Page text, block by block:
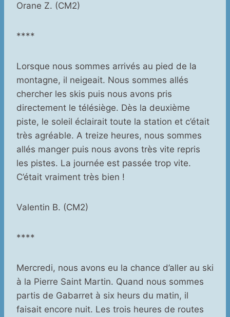
Orane Z. (CM2)
****
Lorsque nous sommes arrivés au pied de la
montagne, il neigeait. Nous sommes allés
chercher les skis puis nous avons pris
directement le télésiège. Dès la deuxième
piste, le soleil éclairait toute la station et c’était
très agréable. A treize heures, nous sommes
allés manger puis nous avons très vite repris
les pistes. La journée est passée trop vite.
C’était vraiment très bien !
Valentin B. (CM2)
****
Mercredi, nous avons eu la chance d’aller au ski
à la Pierre Saint Martin. Quand nous sommes
partis de Gabarret à six heurs du matin, il
faisait encore nuit. Les trois heures de routes